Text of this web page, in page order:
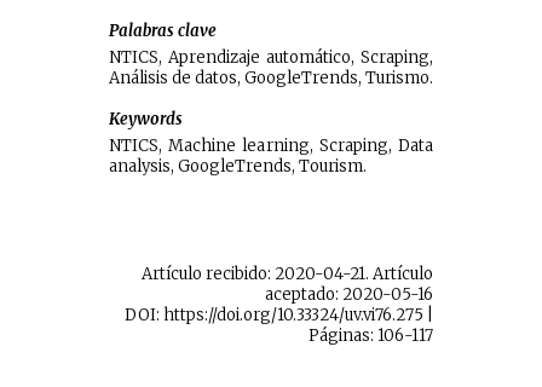
Palabras clave
NTICS, Aprendizaje automático,Scraping,
Análisis de datos, GoogleTrends, Turismo.
Keywords
NTICS, Machine learning, Scraping, Data
analysis, GoogleTrends, Tourism.
Artículo recibido: 2020-04-21. Artículo
aceptado: 2020-05-16
DOI: https://doi.org/10.33324/uv.vi76.275 |
Páginas: 106-117